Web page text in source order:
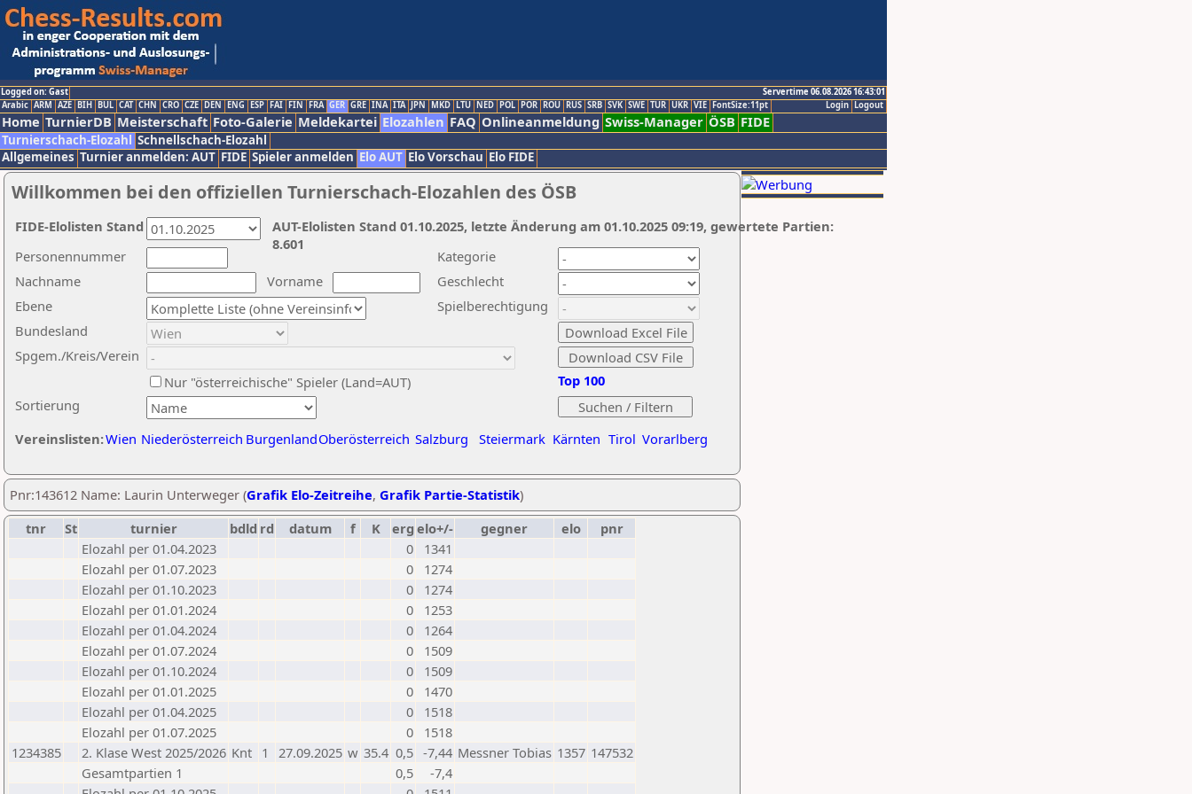
Logged on: Gast
Servertime 06.08.2026 16:43:01
Logout
Login
Arabic ARM AZE BIH BUL CAT CHN CRO CZE DEN ENG ESP FAI FIN FRA GER GRE INA ITA JPN MKD LTU NED POL POR ROU RUS SRB SVK SWE TUR UKR VIE FontSize:11pt
Home TurnierDB Meisterschaft Foto-Galerie Meldekartei Elozahlen FAQ Onlineanmeldung Swiss-Manager ÖSB FIDE
Turnierschach-Elozahl Schnellschach-Elozahl
Allgemeines Turnier anmelden: AUT FIDE Spieler anmelden Elo AUT Elo Vorschau Elo FIDE
Willkommen bei den offiziellen Turnierschach-Elozahlen des ÖSB
Nachname
Vorname
Ebene
Kategorie
Sortierung
Personennummer
Bundesland
Spgem./Kreis/Verein
Geschlecht
Nur "österreichische" Spieler (Land=AUT)
Spielberechtigung
Vereinslisten:Wien Niederösterreich BurgenlandOberösterreich Salzburg Steiermark Kärnten Tirol Vorarlberg
Top 100
AUT-Elolisten Stand 01.10.2025, letzte Änderung am 01.10.2025 09:19, gewertete Partien:
8.601
FIDE-Elolisten Stand
Pnr:143612 Name: Laurin Unterweger (Grafik Elo-Zeitreihe, Grafik Partie-Statistik)
tnr
St turnier bdld rd datum f K erg elo+/- gegner elo
pnr
Elozahl per 01.04.2023
0
1341
Elozahl per 01.07.2023
0
1274
Elozahl per 01.10.2023
0
1274
Elozahl per 01.01.2024
0
1253
Elozahl per 01.04.2024
0
1264
Elozahl per 01.07.2024
0
1509
Elozahl per 01.10.2024
0
1509
Elozahl per 01.01.2025
0
1470
Elozahl per 01.04.2025
0
1518
Elozahl per 01.07.2025
0
1518
1234385
2. Klase West 2025/2026 Knt 1 27.09.2025 w 35.4 0,5 -7,44 Messner Tobias 1357 147532
Gesamtpartien 1
0,5
-7,4